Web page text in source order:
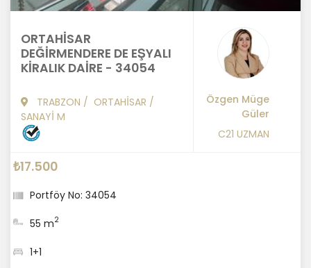
ORTAHİSAR
DEĞİRMENDERE DE EŞYALI
KİRALIK DAİRE - 34054
TRABZON / ORTAHİSAR /
SANAYİ M
Özgen Müge
Güler
C21 UZMAN
₺17.500
Portföy No: 34054
55 m2
1+1